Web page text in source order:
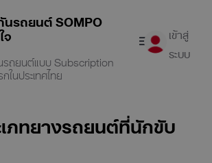
นรถยนต์ SOMPO
จ
รถยนต์แบบ Subscription
ในประเทศไทย
เช็คเบี้ยออนไลน์
ประกันรถยนต์
เข้าสู่
ระบบ
ภทยางรถยนต์ที่นักขับ